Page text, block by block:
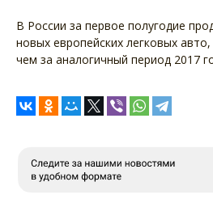
В России за первое полугодие
новых европейских легковых
чем за аналогичный период 2017